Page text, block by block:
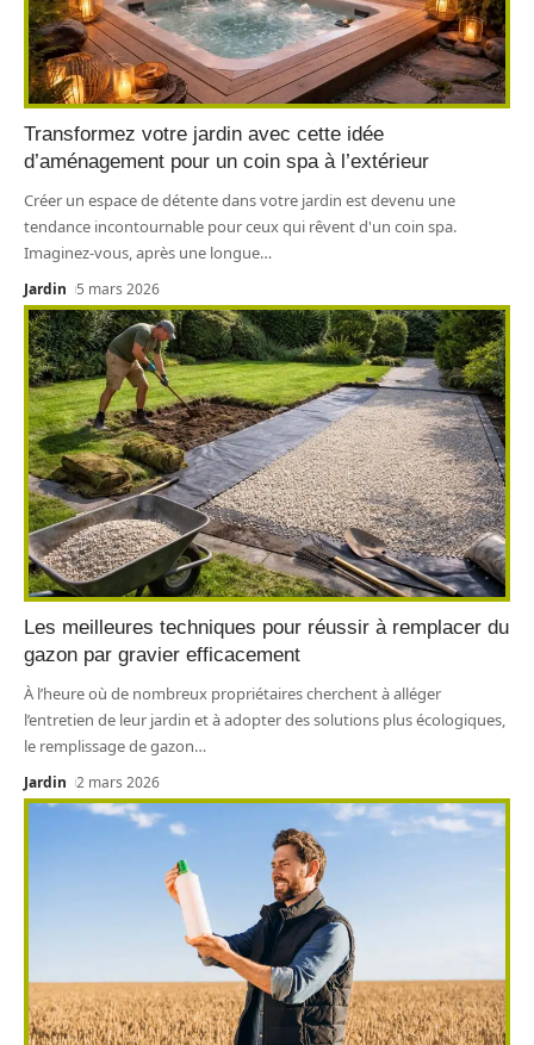
Transformez votre jardin avec cette idée
d’aménagement pour un coin spa à l’extérieur
Créer un espace de détente dans votre jardin est devenu une
tendance incontournable pour ceux qui rêvent d'un coin spa.
Imaginez-vous, après une longue…
Jardin 5 mars 2026
Les meilleures techniques pour réussir à remplacer du
gazon par gravier efficacement
À l’heure où de nombreux propriétaires cherchent à alléger
l’entretien de leur jardin et à adopter des solutions plus écologiques,
le remplissage de gazon…
Jardin 2 mars 2026